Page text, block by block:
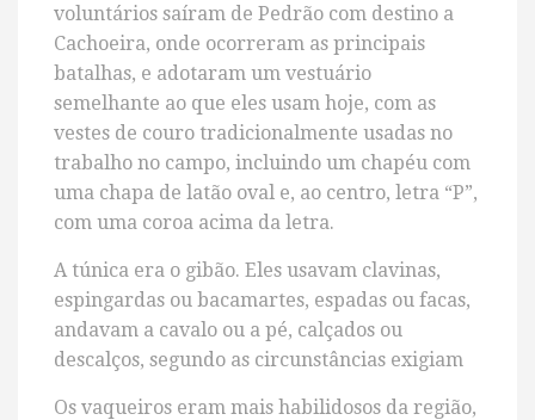
voluntários saíram de Pedrão com destino a
Cachoeira, onde ocorreram as principais
batalhas, e adotaram um vestuário
semelhante ao que eles usam hoje, com as
vestes de couro tradicionalmente usadas no
trabalho no campo, incluindo um chapéu com
uma chapa de latão oval e, ao centro, letra “P”,
com uma coroa acima da letra.
A túnica era o gibão. Eles usavam clavinas,
espingardas ou bacamartes, espadas ou facas,
andavam a cavalo ou a pé, calçados ou
descalços, segundo as circunstâncias exigiam
Os vaqueiros eram mais habilidosos da região,